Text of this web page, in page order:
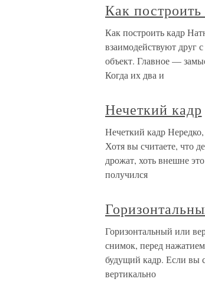
Как построить
Как построить кадр
взаимодействуют друг
объект. Главное —
Когда их два и
Нечеткий кадр
Нечеткий кадр
Хотя вы считаете, что
дрожат, хоть внешне
получился
Горизонтальный или
снимок, перед
будущий кадр. Если вы
вертикально